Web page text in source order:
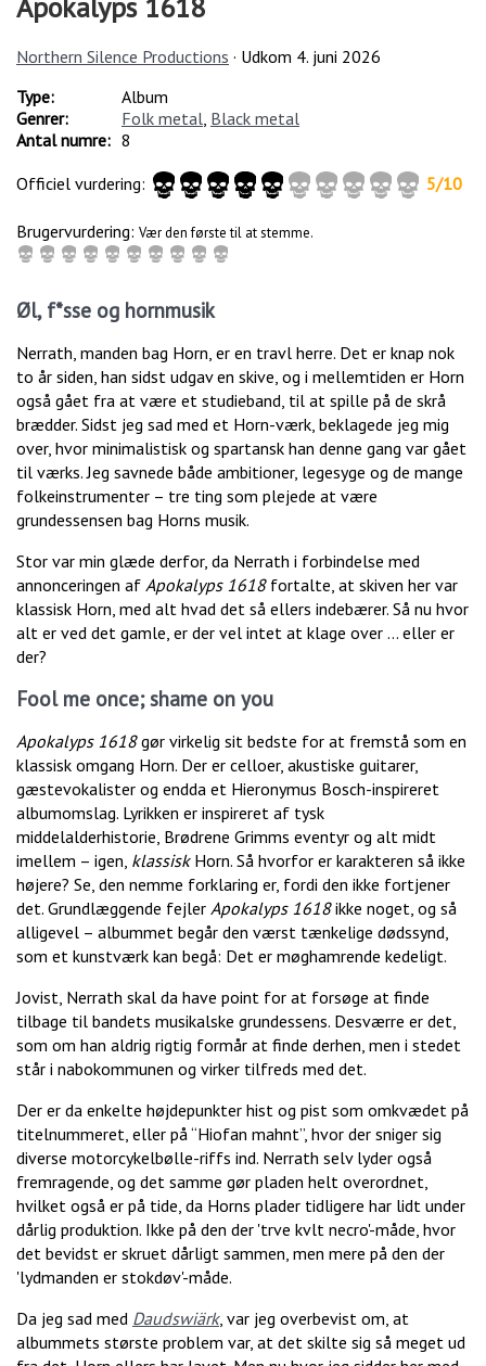
Northern Silence Productions · Udkom 4. juni 2026
Type:
Album
Genrer:
Folk metal Black metal
Antal numre: 8
Officiel vurdering:
5/10
Brugervurdering: Vær den første til at stemme.
Øl, f*sse og hornmusik
Nerrath, manden bag Horn, er en travl herre. Det er knap nok
to år siden, han sidst udgav en skive, og i mellemtiden er Horn
også gået fra at være et studieband, til at spille på de skrå
brædder. Sidst jeg sad med et Horn-værk, beklagede jeg mig
over, hvor minimalistisk og spartansk han denne gang var gået
til værks. Jeg savnede både ambitioner, legesyge og de mange
folkeinstrumenter – tre ting som plejede at være
grundessensen bag Horns musik.
Stor var min glæde derfor, da Nerrath i forbindelse med
annonceringen af Apokalyps 1618fortalte, at skiven her var
klassisk Horn, med alt hvad det så ellers indebærer. Så nu hvor
alt er ved det gamle, er der vel intet at klage over … eller er
der?
Fool me once; shame on you
Apokalyps 1618gør virkelig sit bedste for at fremstå som en
klassisk omgang Horn. Der er celloer, akustiske guitarer,
gæstevokalister og endda et Hieronymus Bosch-inspireret
albumomslag. Lyrikken er inspireret af tysk
middelalderhistorie, Brødrene Grimms eventyr og alt midt
imellem – igen, klassisk Horn. Så hvorfor er karakteren så ikke
højere? Se, den nemme forklaring er, fordi den ikke fortjener
det. Grundlæggende fejler Apokalyps 1618ikke noget, og så
alligevel – albummet begår den værst tænkelige dødssynd,
som et kunstværk kan begå: Det er møghamrende kedeligt.
Jovist, Nerrath skal da have point for at forsøge at finde
tilbage til bandets musikalske grundessens. Desværre er det,
som om han aldrig rigtig formår at finde derhen, men i stedet
står i nabokommunen og virker tilfreds med det.
Der er da enkelte højdepunkter hist og pist som omkvædet på
titelnummeret, eller på “Hiofan mahnt”, hvor der sniger sig
diverse motorcykelbølle-riffs ind. Nerrath selv lyder også
fremragende, og det samme gør pladen helt overordnet,
hvilket også er på tide, da Horns plader tidligere har lidt under
dårlig produktion. Ikke på den der 'trve kvlt necro'-måde, hvor
det bevidst er skruet dårligt sammen, men mere på den der
'lydmanden er stokdøv'-måde.
Da jeg sad med Daudswiärk, var jeg overbevist om, at
albummets største problem var, at det skilte sig så meget ud